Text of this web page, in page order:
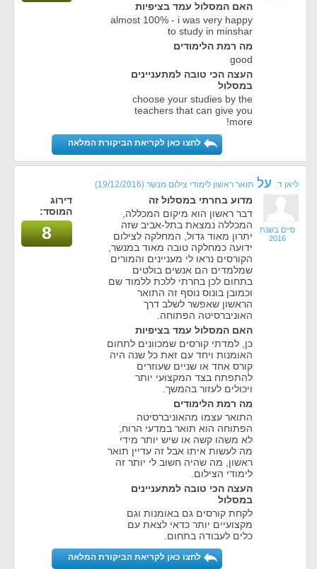
האם המסלול עמד בציפיות
almost 100% - i was very happy
to study in minshar
מה רמת הלימודים
good
העצה הכי טובה למתעניינים
במסלול
choose your studies by the
teachers that can give you
more!
לחצו כאן לקריאת הביקורת המלאה
ליאן ד. על תואר ראשון לימודי צילום מנשר (19/12/2016)
סיים בשנת
2016
מדוע בחרתי במסלול זה
דבר ראשון הוא מיקום המכללה,
המכללה נמצאת בתל-אביב שזה
יתרון מאוד גדול, המחלקה לצילום
ידועה כמחלקה טובה מאוד במנשר,
הקורסים נראו לי מעניינים והמורים
שמלמדים הם אנשים בולטים
בתחום לכן בחרתי ללכת ללמוד שם
וכמובן בונוס נוסף זה התואר
הראשון שאפשר לשלב דרך
האוניברסיטה הפתוחה.
האם המסלול עמד בציפיות
כן, למדתי קורסים שמכוונים לתחום
האומנות ויחד עם זאת כל שנה היה
קורס אחד או שניים שעוזרים
להתפתח בצד המקצועי יותר
ויכולים לעזור בהמשך.
מה רמת הלימודים
התואר עצמו מהאוניברסיטה
הפתוחה הוא תואר במדעי הרוח,
לא משהו קשה או שיש יותר מידי
מה לעשות איתו אבל זה עדיין תואר
ראשון, מה שהיה חשוב לי יותר זה
לימודי הצילום.
העצה הכי טובה למתעניינים
במסלול
לקחת קורסים גם באומנות וגם
מקצועיים יותר כדאי לצאת עם
כלים לעבודה בתחום.
דירוג
המוסד:
8
לחצו כאן לקריאת הביקורת המלאה